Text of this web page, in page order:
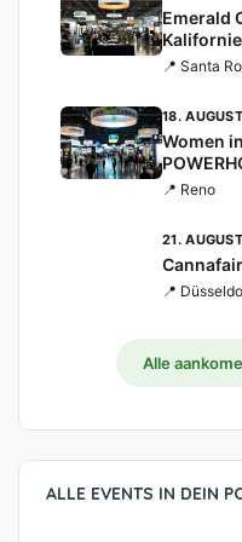
Emerald
📍 Santa
18.
Women
📍 Reno
21.
📍
Alle
ALLE EVENTS IN DEIN